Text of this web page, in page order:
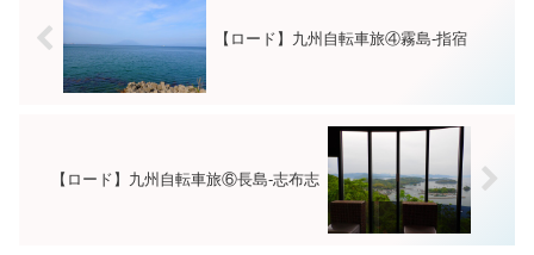
【ロード】九州自転車旅④霧島-指宿
【ロード】九州自転車旅⑥長島-志布志